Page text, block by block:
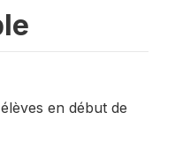
en début de